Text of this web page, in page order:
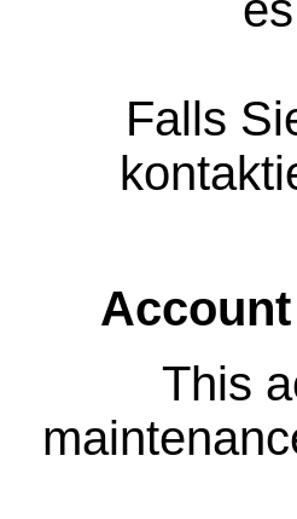
Falls
This